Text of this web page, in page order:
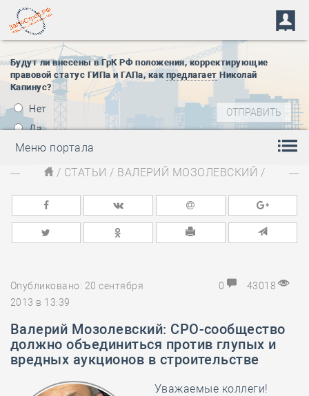
Будут ли внесены в ГрК РФ положения, корректирующие
правовой статус ГИПа и ГАПа, как предлагает Николай
Капинус?
Нет
Да
Меню портала
/ СТАТЬИ / ВАЛЕРИЙ МОЗОЛЕВСКИЙ /
Опубликовано: 20 сентября
2013 в 13:39
0 43018
Валерий Мозолевский: СРО-сообщество
должно объединиться против глупых и
вредных аукционов в строительстве
Уважаемые коллеги!